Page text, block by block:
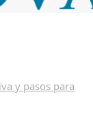
y pasos para